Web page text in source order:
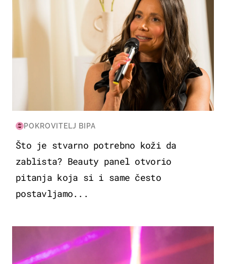
POKROVITELJ BIPA
Što je stvarno potrebno koži da
zablista? Beauty panel otvorio
pitanja koja si i same često
postavljamo...
KULTURA & ZABAVA